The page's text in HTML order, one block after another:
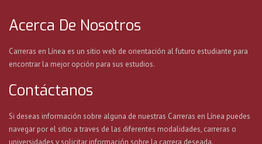
Acerca De Nosotros
Carreras en Línea es un sitio web de orientación al futuro estudiante para
encontrar la mejor opción para sus estudios.
Contáctanos
Si deseas información sobre alguna de nuestras Carreras en Línea puedes
navegar por el sitio a traves de las diferentes modalidades, carreras o
universidades y solicitar información sobre la carrera deseada.